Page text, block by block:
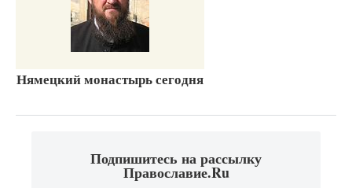
Нямецкий монастырь сегодня
Подпишитесь на рассылку
Православие.Ru